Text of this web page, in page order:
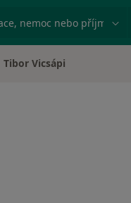
nemoc nebo příjmení
města
Tibor Vicsápi